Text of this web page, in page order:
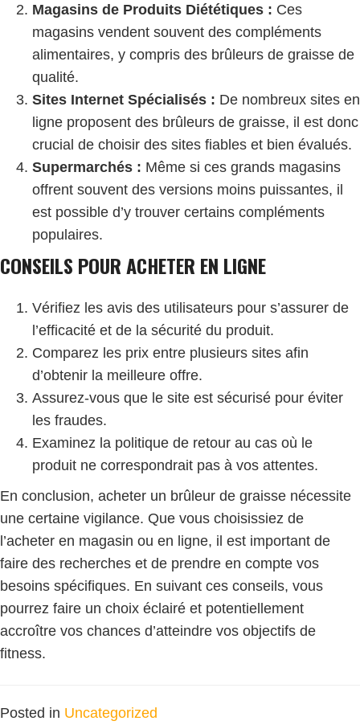
Magasins de Produits Diététiques : Ces
magasins vendent souvent des compléments
alimentaires, y compris des brûleurs de graisse de
qualité.
Sites Internet Spécialisés : De nombreux sites en
ligne proposent des brûleurs de graisse, il est donc
crucial de choisir des sites fiables et bien évalués.
Supermarchés : Même si ces grands magasins
offrent souvent des versions moins puissantes, il
est possible d’y trouver certains compléments
populaires.
CONSEILS POUR ACHETER EN LIGNE
Vérifiez les avis des utilisateurs pour s’assurer de
l’efficacité et de la sécurité du produit.
Comparez les prix entre plusieurs sites afin
d’obtenir la meilleure offre.
Assurez-vous que le site est sécurisé pour éviter
les fraudes.
Examinez la politique de retour au cas où le
produit ne correspondrait pas à vos attentes.
En conclusion, acheter un brûleur de graisse nécessite
une certaine vigilance. Que vous choisissiez de
l’acheter en magasin ou en ligne, il est important de
faire des recherches et de prendre en compte vos
besoins spécifiques. En suivant ces conseils, vous
pourrez faire un choix éclairé et potentiellement
accroître vos chances d’atteindre vos objectifs de
fitness.
Posted in Uncategorized